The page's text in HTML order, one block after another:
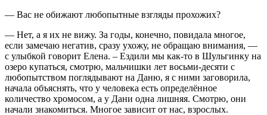
— Вас не обижают любопытные взгляды прохожих?
— Нет, а я их не вижу. За годы, конечно, повидала многое,
если замечаю негатив, сразу ухожу, не обращаю внимания, —
с улыбкой говорит Елена. – Ездили мы как-то в Шульгинку на
озеро купаться, смотрю, мальчишки лет восьми-десяти с
любопытством поглядывают на Даню, я с ними заговорила,
начала объяснять, что у человека есть определённое
количество хромосом, а у Дани одна лишняя. Смотрю, они
начали знакомиться. Многое зависит от нас, взрослых.